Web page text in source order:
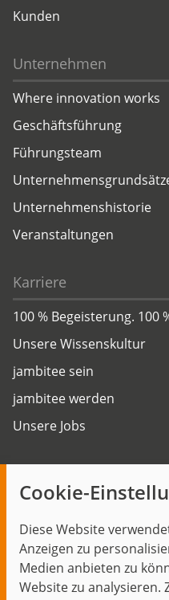
Cookie-
Diese Website
Anzeigen zu
Medien anbieten zu
Website zu
Kunden
Unternehmen
Where innovation works
Geschäftsführung
Führungsteam
Unternehmenshistorie
Veranstaltungen
Karriere
100 % Begeisterung. 100
Unsere Wissenskultur
jambitee sein
jambitee werden
Unsere Jobs
Themen im Fokus
Events